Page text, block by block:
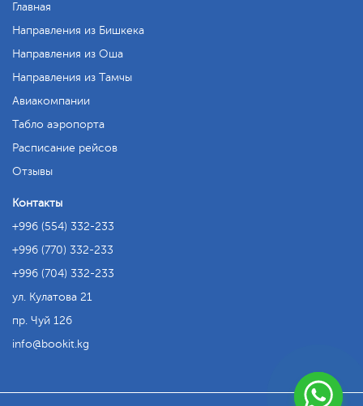
Главная
Направления из Бишкека
Направления из Оша
Направления из Тамчы
Авиакомпании
Табло аэропорта
Расписание рейсов
Отзывы
Контакты
+996 (554) 332-233
+996 (770) 332-233
+996 (704) 332-233
ул. Кулатова 21
пр. Чуй 126
info
bookit.kg